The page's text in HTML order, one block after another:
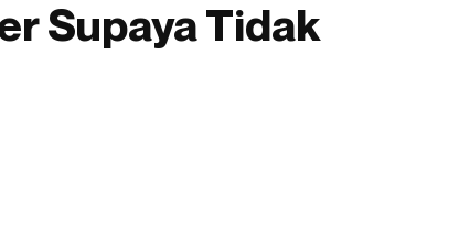
Supaya Tidak